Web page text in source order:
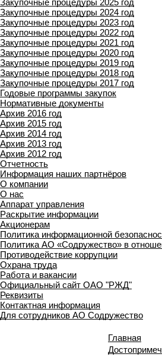
Закупочные процедуры 2024 год
Закупочные процедуры 2023 год
Закупочные процедуры 2022 год
Закупочные процедуры 2021 год
Закупочные процедуры 2020 год
Закупочные процедуры 2019 год
Закупочные процедуры 2018 год
Закупочные процедуры 2017 год
Годовые программы закупок
Нормативные документы
Архив 2016 год
Архив 2015 год
Архив 2014 год
Архив 2013 год
Архив 2012 год
Отчетность
Информация наших партнёров
О компании
О нас
Аппарат управления
Раскрытие информации
Акционерам
Политика информационной
Политика АО «Содружество» в
Противодействие коррупции
Охрана труда
Работа и вакансии
Официальный сайт ОАО "РЖД"
Реквизиты
Контактная информация
Для сотрудников АО Содружество
Главная